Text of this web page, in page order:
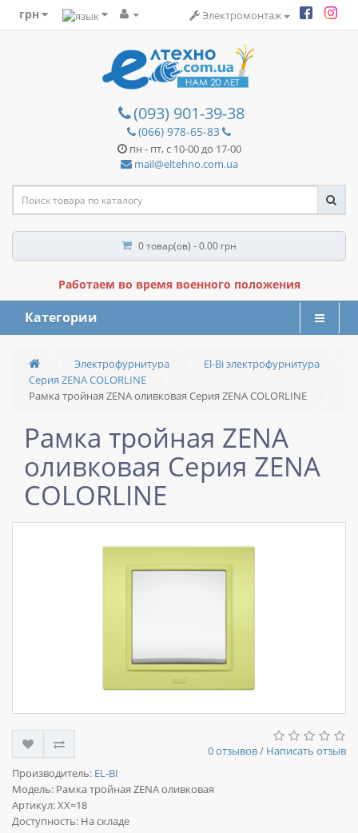
грн Электромонтаж
(093) 901-39-38
(066) 978-65-83
пн - пт, с 10-00 до 17-00
mail@eltehno.com.ua
0 товар(ов) - 0.00 грн
Работаем во время военного положения
Категории
Электрофурнитура
El-Bi электрофурнитура
Серия ZENA COLORLINE
Рамка тройная ZENA оливковая Серия ZENA COLORLINE
Рамка тройная ZENA
оливковая Серия ZENA
COLORLINE
0 отзывов/ Написать отзыв
Производитель: EL-BI
Модель: Рамка тройная ZENA оливковая
Артикул: XX=18
Доступность: На складе